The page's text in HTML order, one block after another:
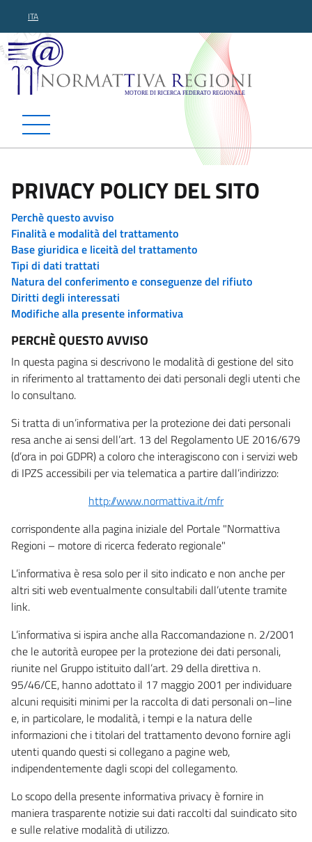
ITA
Normattiva Regioni -
PRIVACY POLICY DEL SITO
Perchè questo avviso
Finalità e modalità del trattamento
Base giuridica e liceità del trattamento
Tipi di dati trattati
Natura del conferimento e conseguenze del rifiuto
Diritti degli interessati
Modifiche alla presente informativa
PERCHÈ QUESTO AVVISO
In questa pagina si descrivono le modalità di gestione del sito
in riferimento al trattamento dei dati personali degli utenti che
lo consultano.
Si tratta di un’informativa per la protezione dei dati personali
resa anche ai sensi dell’art. 13 del Regolamento UE 2016/679
(d’ora in poi GDPR) a coloro che interagiscono con i servizi web
di IPZS accessibili per via telematica a partire dall’indirizzo:
http://www.normattiva.it/mfr
corrispondente alla pagina iniziale del Portale "Normattiva
Regioni – motore di ricerca federato regionale"
L’informativa è resa solo per il sito indicato e non anche per
altri siti web eventualmente consultabili dall’utente tramite
link.
L’informativa si ispira anche alla Raccomandazione n. 2/2001
che le autorità europee per la protezione dei dati personali,
riunite nel Gruppo istituito dall’art. 29 della direttiva n.
95/46/CE, hanno adottato il 17 maggio 2001 per individuare
alcuni requisiti minimi per la raccolta di dati personali on–line
e, in particolare, le modalità, i tempi e la natura delle
informazioni che i titolari del trattamento devono fornire agli
utenti quando questi si collegano a pagine web,
indipendentemente dagli scopi del collegamento.
Lo scopo della presente informativa privacy è fornire in
maniera trasparente notizie sui dati raccolti dal suindicato sito
e sulle relative modalità di utilizzo.